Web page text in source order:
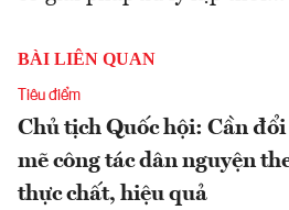
BÀI LIÊN QUAN
Tiêu điểm
Chủ tịch Quốc hội: Cần
mẽ công tác dân nguyện
thực chất, hiệu quả